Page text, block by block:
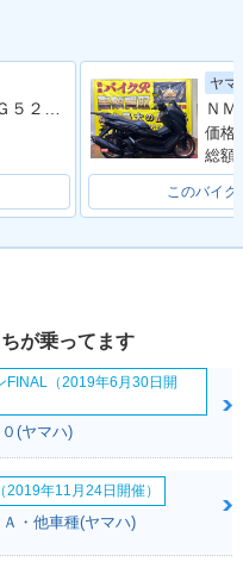
2020年 NMAX 155
ABS・カラーチェン ヤマ
価格:
総額:
このバイ
が乗ってます
FINAL（2019年6月30日開
(ヤマハ)
年11月24日開催）
・他車種(ヤマハ)